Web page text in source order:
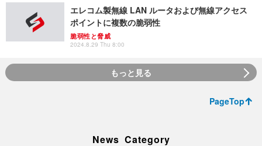
エレコム製無線 LAN ルータおよび無線アクセス
ポイントに複数の脆弱性
脆弱性と脅威
2024.8.29 Thu 8:00
もっと見る
PageTop
News Category